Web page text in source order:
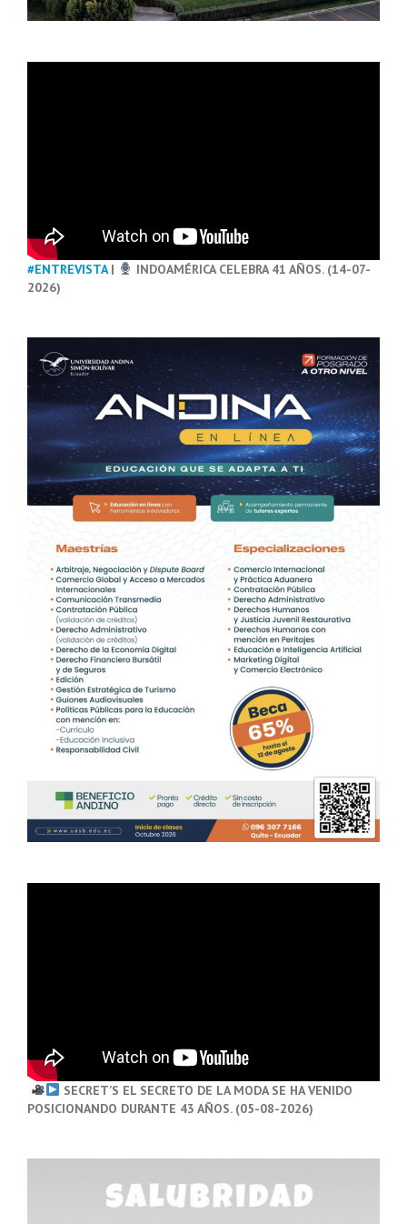
#ENTREVISTA|
INDOAMÉRICA CELEBRA 41 AÑOS. (14-07-
2026)
SECRET’S EL SECRETO DE LA MODA SE HA VENIDO
POSICIONANDO DURANTE 43 AÑOS. (05-08-2026)